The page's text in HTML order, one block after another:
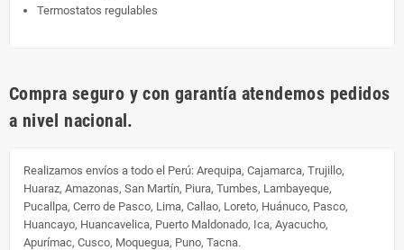
Termostatos regulables
Compra seguro y con garantía atendemos pedidos
a nivel nacional.
Realizamos envíos a todo el Perú: Arequipa, Cajamarca, Trujillo,
Huaraz, Amazonas, San Martín, Piura, Tumbes, Lambayeque,
Pucallpa, Cerro de Pasco, Lima, Callao, Loreto, Huánuco, Pasco,
Huancayo, Huancavelica, Puerto Maldonado, Ica, Ayacucho,
Apurímac, Cusco, Moquegua, Puno, Tacna.